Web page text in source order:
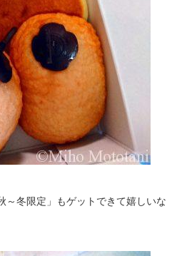
～冬限定」もゲットできて嬉しいな